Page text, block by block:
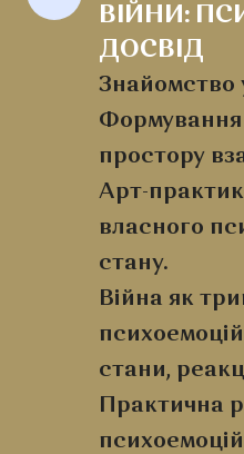
ВІЙНИ:
ДОСВІД
Знайомство
Формування
простору
Арт-
власного
стану.
Війна як
стани,
Практична